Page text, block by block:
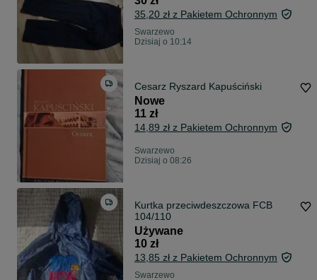
35,20 zł z Pakietem Ochronnym
Swarzewo
Dzisiaj o 10:14
Cesarz Ryszard Kapuściński
Nowe
11 zł
14,89 zł z Pakietem Ochronnym
Swarzewo
Dzisiaj o 08:26
Kurtka przeciwdeszczowa FCB
104/110
Używane
10 zł
13,85 zł z Pakietem Ochronnym
Swarzewo